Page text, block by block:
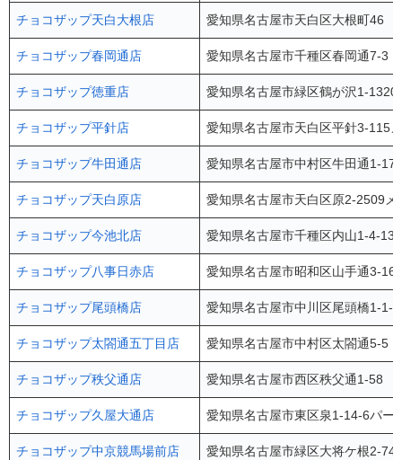
チョコザップ天白大根店 愛知県名古屋市天白区大根町46
チョコザップ春岡通店 愛知県名古屋市千種区春岡通7-
チョコザップ徳重店 愛知県名古屋市緑区鶴が沢1-
チョコザップ平針店 愛知県名古屋市天白区平針3-115
チョコザップ牛田通店 愛知県名古屋市中村区牛田通1-
チョコザップ天白原店 愛知県名古屋市天白区原2-2509
チョコザップ今池北店 愛知県名古屋市千種区内山1-4-
チョコザップ八事日赤店 愛知県名古屋市昭和区山手通3-
チョコザップ尾頭橋店 愛知県名古屋市中川区尾頭橋1-
チョコザップ太閤通五丁目店 愛知県名古屋市中村区太閤通5-
チョコザップ秩父通店 愛知県名古屋市西区秩父通1-58
チョコザップ久屋大通店 愛知県名古屋市東区泉1-14-6パ
チョコザップ中京競馬場前店 愛知県名古屋市緑区大将ケ根2-